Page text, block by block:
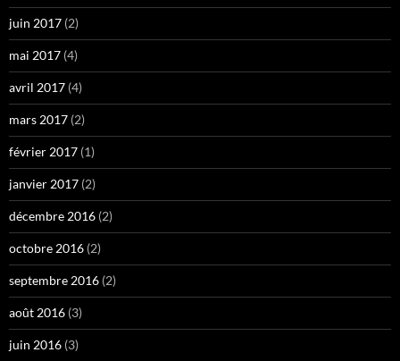
juin 2017 (2)
mai 2017 (4)
avril 2017 (4)
mars 2017 (2)
février 2017 (1)
janvier 2017 (2)
décembre 2016 (2)
octobre 2016 (2)
septembre 2016 (2)
août 2016 (3)
juin 2016 (3)